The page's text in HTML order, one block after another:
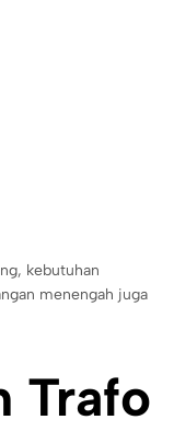
kebutuhan
menengah juga
Trafo